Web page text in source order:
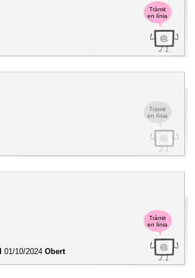
Tràmit
en línia
Tràmit
en línia
Tràmit
en línia
01/10/2024Obert